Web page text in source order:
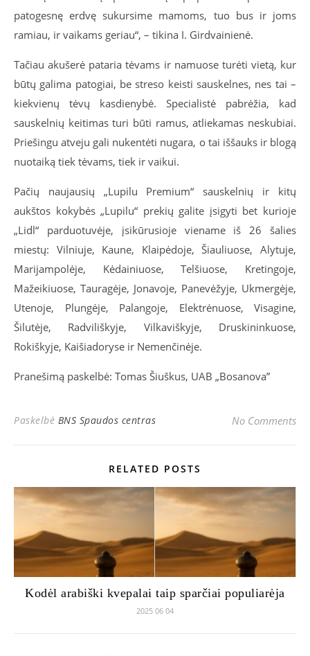
patogesnę erdvę sukursime mamoms, tuo bus ir joms
ramiau, ir vaikams geriau“, – tikina I. Girdvainienė.
Tačiau akušerė pataria tėvams ir namuose turėti vietą, kur
būtų galima patogiai, be streso keisti sauskelnes, nes tai –
kiekvienų tėvų kasdienybė. Specialistė pabrėžia, kad
sauskelnių keitimas turi būti ramus, atliekamas neskubiai.
Priešingu atveju gali nukentėti nugara, o tai iššauks ir blogą
nuotaiką tiek tėvams, tiek ir vaikui.
Pačių naujausių „Lupilu Premium“ sauskelnių ir kitų
aukštos kokybės „Lupilu“ prekių galite įsigyti bet kurioje
„Lidl“ parduotuvėje, įsikūrusioje viename iš 26 šalies
miestų: Vilniuje, Kaune, Klaipėdoje, Šiauliuose, Alytuje,
Marijampolėje, Kėdainiuose, Telšiuose, Kretingoje,
Mažeikiuose, Tauragėje, Jonavoje, Panevėžyje, Ukmergėje,
Utenoje, Plungėje, Palangoje, Elektrėnuose, Visagine,
Šilutėje, Radviliškyje, Vilkaviškyje, Druskininkuose,
Rokiškyje, Kaišiadoryse ir Nemenčinėje.
Pranešimą paskelbė: Tomas Šiuškus, UAB „Bosanova”
Paskelbė BNS Spaudos centras No Comments
RELATED POSTS
Kodėl arabiški kvepalai taip sparčiai populiarėja
2025 06 04